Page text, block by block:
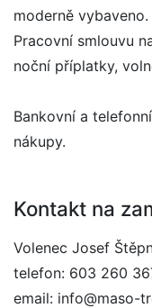
moderně vybaveno.
Pracovní smlouvu
noční příplatky,
Bankovní a
nákupy.
Kontakt na
Volenec Josef
telefon: 603 260
email: info@maso-